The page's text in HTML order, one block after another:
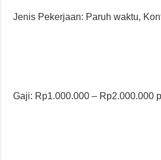
Jenis Pekerjaan: Paruh waktu,
Gaji: Rp1.000.000 – Rp2.000.000